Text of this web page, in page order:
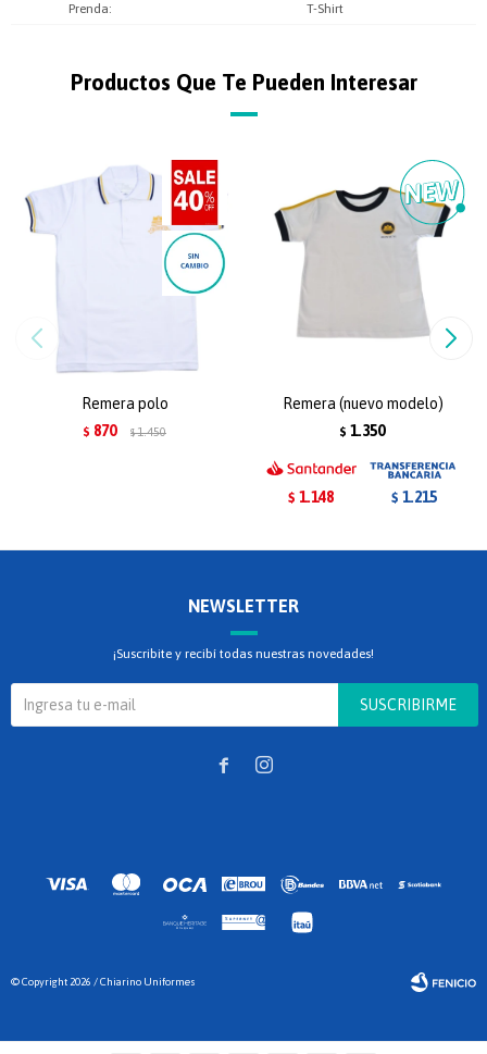
Prenda T-Shirt
Productos Que Te Pueden Interesar
Remera polo
$ 870 $ 1.450
Remera (nuevo modelo)
$ 1.350
$ 1.148 $ 1.215
NEWSLETTER
¡Suscribite y recibí todas nuestras novedades!
SUSCRIBIRME
 
© Copyright 2026 / Chiarino Uniformes